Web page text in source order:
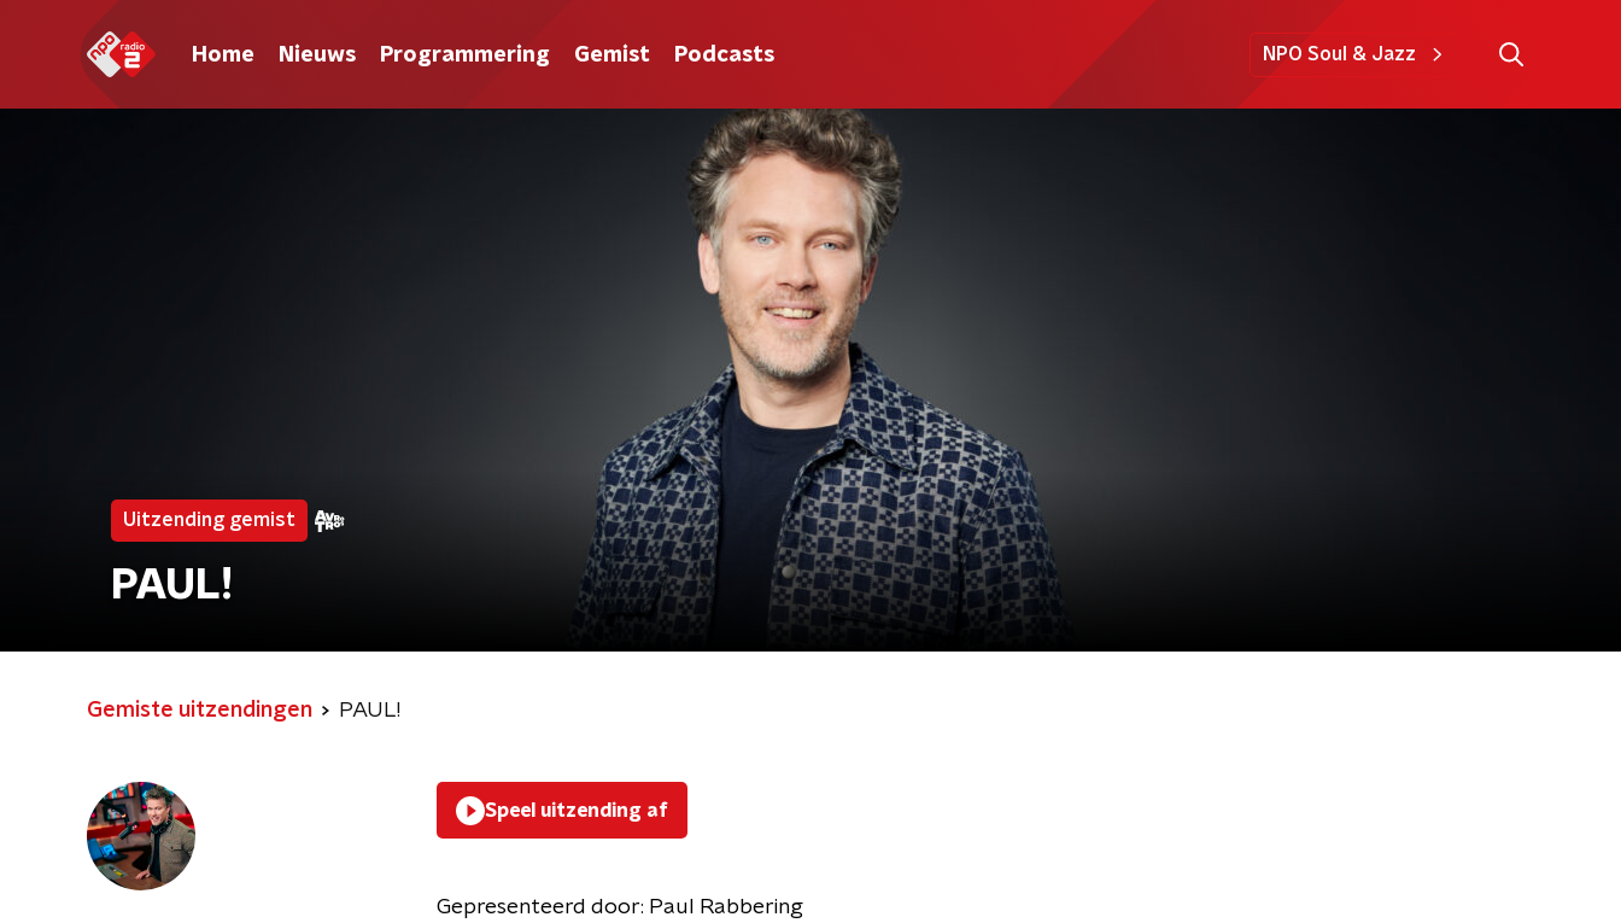
Home Nieuws Programmering Gemist Podcasts NPO Soul & Jazz
Uitzending gemist
PAUL!
Gemiste uitzendingen PAUL!
Speel uitzending af
Gepresenteerd door: Paul Rabbering